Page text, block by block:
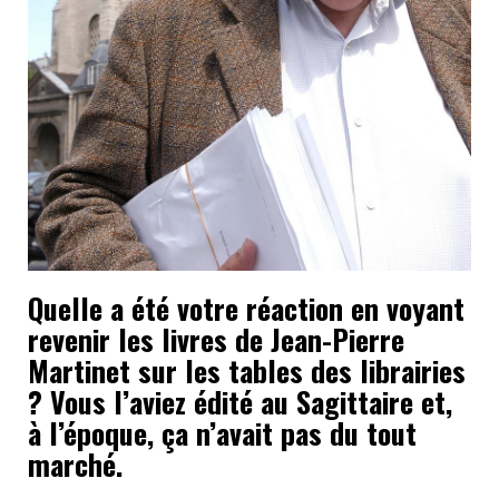
Quelle a été votre réaction en voyant
revenir les livres de Jean-Pierre
Martinet sur les tables des librairies
? Vous l’aviez édité au Sagittaire et,
à l’époque, ça n’avait pas du tout
marché.